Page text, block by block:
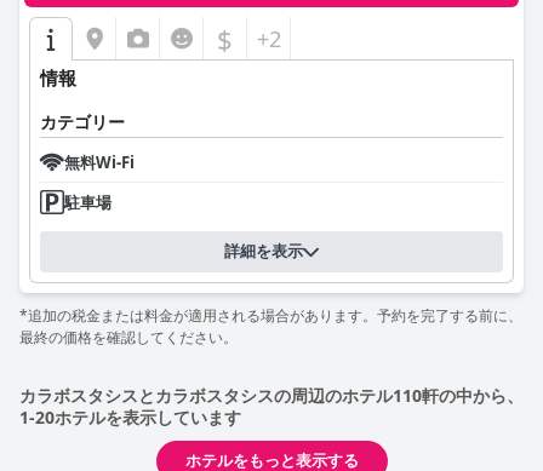
$ +2
情報
カテゴリー
無料Wi-Fi
駐車場
詳細を表示
*追加の税金または料金が適用される場合があります。予約を完了する前に、
最終の価格を確認してください。
カラボスタシスとカラボスタシスの周辺のホテル110軒の中から、
1-20ホテルを表示しています
ホテルをもっと表示する